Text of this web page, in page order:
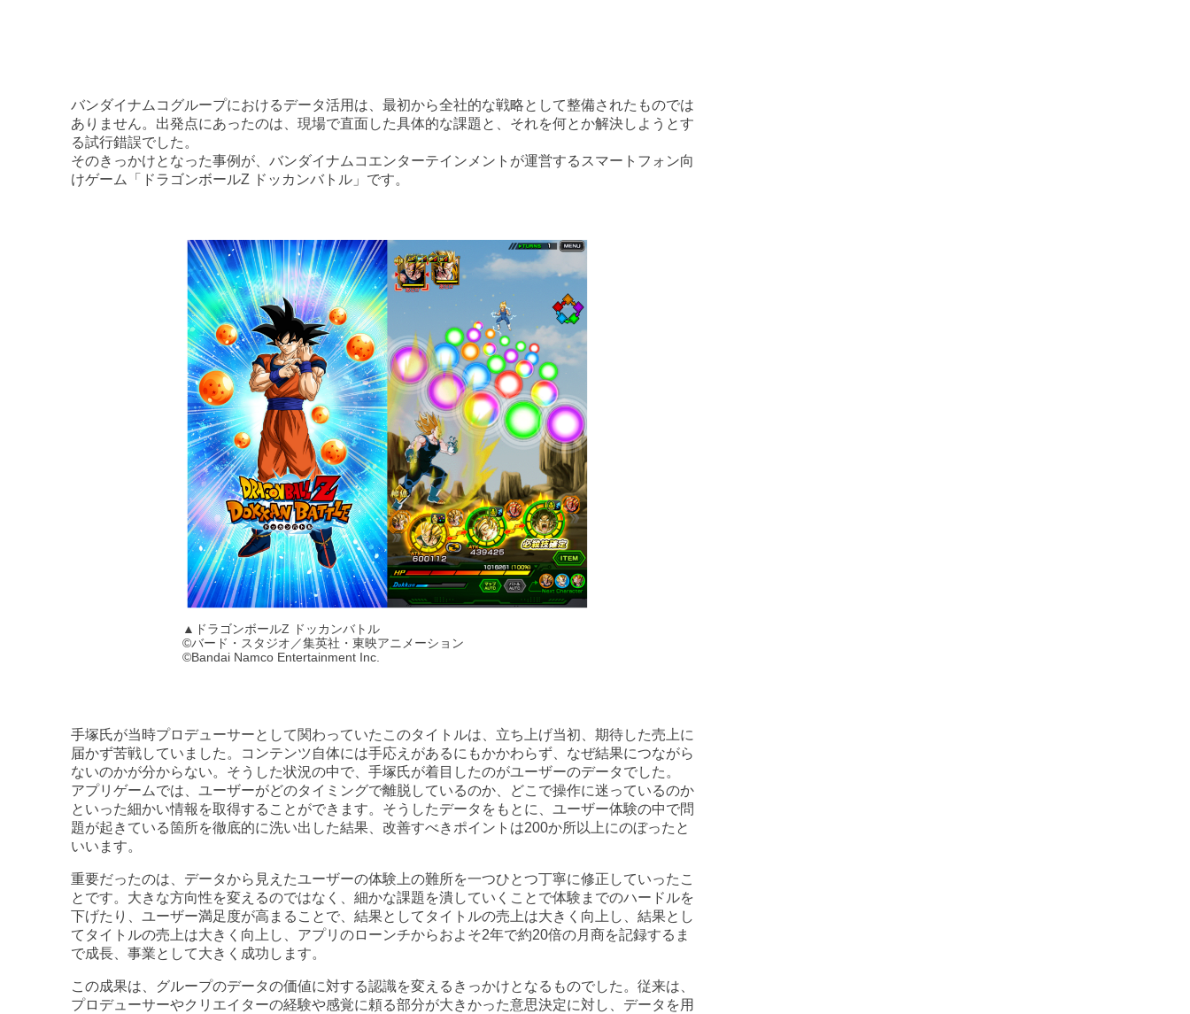
バンダイナムコグループにおけるデータ活用は、最初から全社的な戦略として整備されたものでは
ありません。出発点にあったのは、現場で直面した具体的な課題と、それを何とか解決しようとす
る試行錯誤でした。
そのきっかけとなった事例が、バンダイナムコエンターテインメントが運営するスマートフォン向
けゲーム「ドラゴンボールZ ドッカンバトル」です。
▲ドラゴンボールZ ドッカンバトル
©バード・スタジオ／集英社・東映アニメーション
©Bandai Namco Entertainment Inc.
手塚氏が当時プロデューサーとして関わっていたこのタイトルは、立ち上げ当初、期待した売上に
届かず苦戦していました。コンテンツ自体には手応えがあるにもかかわらず、なぜ結果につながら
ないのかが分からない。そうした状況の中で、手塚氏が着目したのがユーザーのデータでした。
アプリゲームでは、ユーザーがどのタイミングで離脱しているのか、どこで操作に迷っているのか
といった細かい情報を取得することができます。そうしたデータをもとに、ユーザー体験の中で問
題が起きている箇所を徹底的に洗い出した結果、改善すべきポイントは200か所以上にのぼったと
いいます。
重要だったのは、データから見えたユーザーの体験上の難所を一つひとつ丁寧に修正していったこ
とです。大きな方向性を変えるのではなく、細かな課題を潰していくことで体験までのハードルを
下げたり、ユーザー満足度が高まることで、結果としてタイトルの売上は大きく向上し、結果とし
てタイトルの売上は大きく向上し、アプリのローンチからおよそ2年で約20倍の月商を記録するま
で成長、事業として大きく成功します。
この成果は、グループのデータの価値に対する認識を変えるきっかけとなるものでした。従来は、
プロデューサーやクリエイターの経験や感覚に頼る部分が大きかった意思決定に対し、データを用